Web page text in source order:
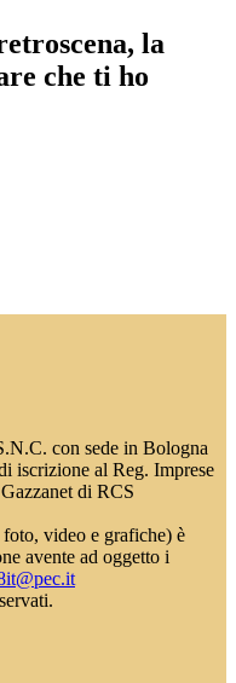
la
che ti ho
con sede in Bologna
iscrizione al Reg. Imprese
di RCS
video e grafiche) è
avente ad oggetto i